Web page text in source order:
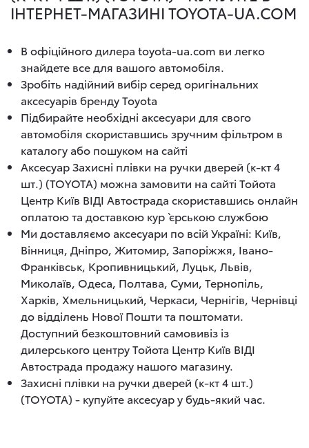
ІНТЕРНЕТ-МАГАЗИНІ TOYOTA-UA.COM
В офіційного дилера toyota-ua.com ви легко
знайдете все для вашого автомобіля.
Зробіть надійний вибір серед оригінальних
аксесуарів бренду Toyota
Підбирайте необхідні аксесуари для свого
автомобіля скориставшись зручним фільтром в
каталогу або пошуком на сайті
Аксесуар Захисні плівки на ручки дверей (к-кт 4
шт.) (TOYOTA) можна замовити на сайті Тойота
Центр Київ ВІДІ Автострада скориставшись онлайн
оплатою та доставкою кур`єрською службою
Ми доставляємо аксесуари по всій Україні: Київ,
Вінниця, Дніпро, Житомир, Запоріжжя, Івано-
Франківськ, Кропивницький, Луцьк, Львів,
Миколаїв, Одеса, Полтава, Суми, Тернопіль,
Харків, Хмельницький, Черкаси, Чернігів, Чернівці
до відділень Нової Пошти та поштомати.
Доступний безкоштовний самовивіз із
дилерського центру Тойота Центр Київ ВІДІ
Автострада продажу нашого магазину.
Захисні плівки на ручки дверей (к-кт 4 шт.)
(TOYOTA) - купуйте аксесуар у будь-який час.